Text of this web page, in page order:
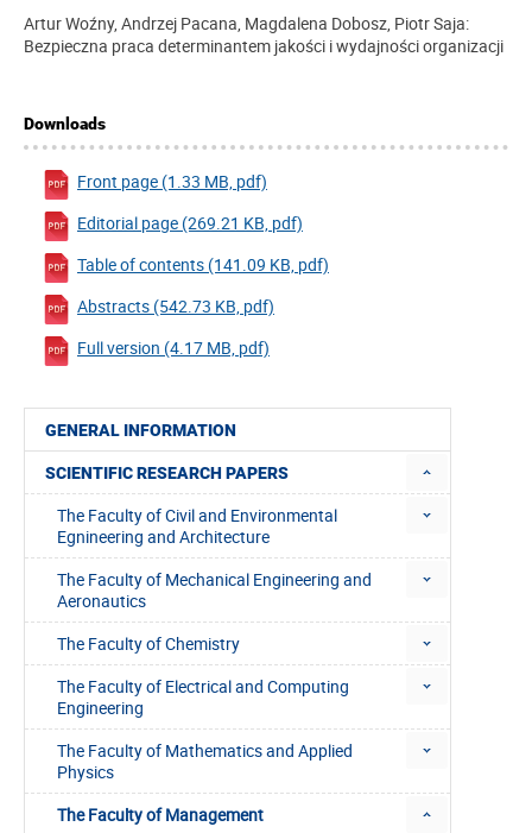
GENERAL INFORMATION
SCIENTIFIC RESEARCH PAPERS
The Faculty of Civil and Environmental
Egnineering and Architecture
The Faculty of Mechanical Engineering and
Aeronautics
The Faculty of Chemistry
The Faculty of Electrical and Computing
Engineering
The Faculty of Mathematics and Applied
Physics
The Faculty of Management
Artur Woźny, Andrzej Pacana, Magdalena Dobosz, Piotr Saja:
Bezpieczna praca determinantem jakości i wydajności organizacji
Downloads
Front page (1.33 MB, pdf)
Editorial page (269.21 KB, pdf)
Table of contents (141.09 KB, pdf)
Abstracts (542.73 KB, pdf)
Full version (4.17 MB, pdf)